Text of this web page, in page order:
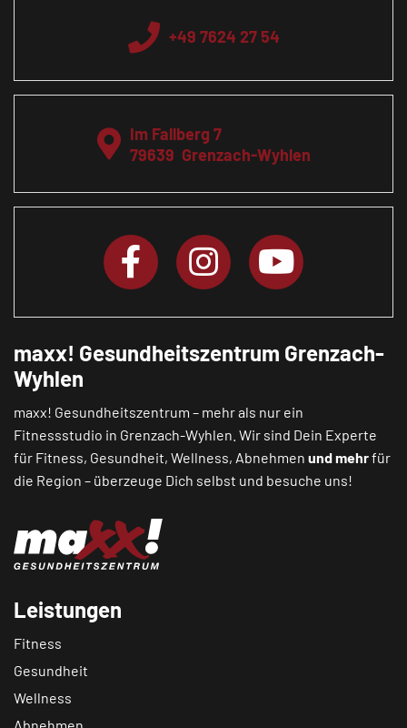
+49 7624 27 54
Im Fallberg 7
79639 Grenzach-Wyhlen
maxx! Gesundheitszentrum Grenzach-
Wyhlen
maxx! Gesundheitszentrum – mehr als nur ein
Fitnessstudio in Grenzach-Wyhlen. Wir sind Dein Experte
für Fitness, Gesundheit, Wellness, Abnehmen und mehrfür
die Region – überzeuge Dich selbst und besuche uns!
Leistungen
Fitness
Gesundheit
Wellness